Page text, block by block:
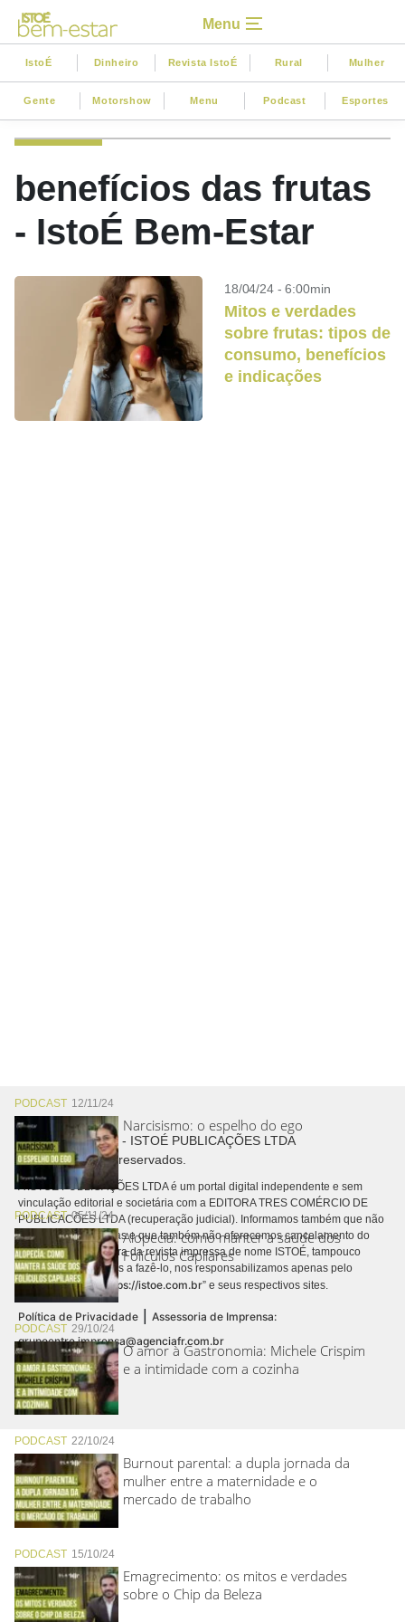
Menu
IstoÉ Dinheiro Revista IstoÉ Rural Mulher
Gente Motorshow Menu Podcast Esportes
benefícios das frutas
- IstoÉ Bem-Estar
18/04/24 - 6:00min
Mitos e verdades
sobre frutas: tipos de
consumo, benefícios
e indicações
PODCAST 12/11/24
Narcisismo: o espelho do ego
PODCAST05/11/24
Alopecia: como manter a saúde dos
Folículos Capilares
PODCAST 29/10/24
O amor à Gastronomia: Michele Crispim
e a intimidade com a cozinha
PODCAST 22/10/24
Burnout parental: a dupla jornada da
mulher entre a maternidade e o
mercado de trabalho
PODCAST 15/10/24
Emagrecimento: os mitos e verdades
sobre o Chip da Beleza
Copyright © 2026 - ISTOÉ PUBLICAÇÕES LTDA
Todos os direitos reservados.
A ISTOÉ PUBLICAÇÕES LTDA é um portal digital independente e sem
vinculação editorial e societária com a EDITORA TRES COMÉRCIO DE
PUBLICACÕES LTDA (recuperação judicial). Informamos também que não
realizamos cobranças e que também não oferecemos cancelamento do
contrato de assinatura da revista impressa de nome ISTOÉ, tampouco
autorizamos terceiros a fazê-lo, nos responsabilizamos apenas pelo
conteúdo digital “https://istoe.com.br” e seus respectivos sites.
Política de Privacidade | Assessoria de Imprensa:
grupoentre.imprensa@agenciafr.com.br